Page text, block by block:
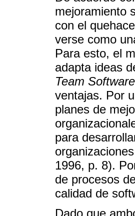
mejoramiento
con el
verse como
Para esto, el
adapta ideas
Team
ventajas. Por
planes de
para
1996, p. 8).
de procesos
calidad de